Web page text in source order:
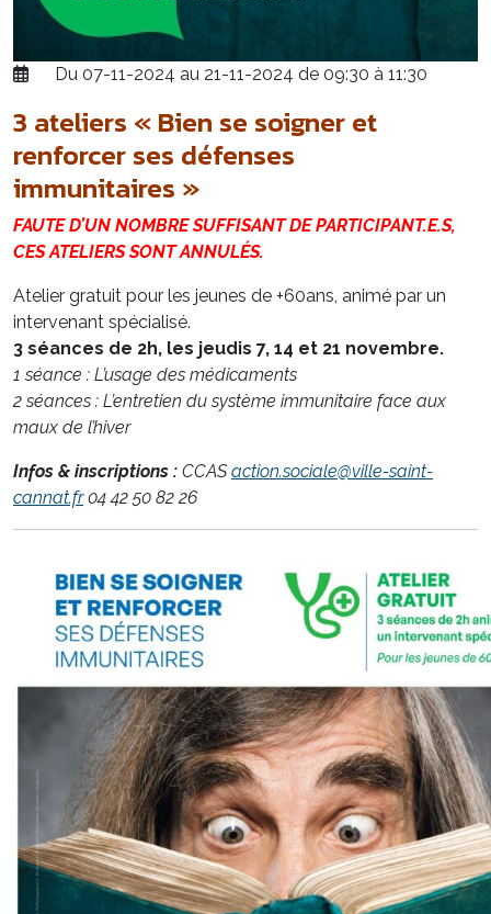
Du 07-11-2024 au 21-11-2024 de 09:30 à 11:30
3 ateliers « Bien se soigner et
renforcer ses défenses
immunitaires »
FAUTE D’UN NOMBRE SUFFISANT DE PARTICIPANT.E.S,
CES ATELIERS SONT ANNULÉS.
Atelier gratuit pour les jeunes de +60ans, animé par un
intervenant spécialisé.
3 séances de 2h, les jeudis 7, 14 et 21 novembre.
1 séance : L’usage des médicaments
2 séances : L’entretien du système immunitaire face aux
maux de l’hiver
Infos & inscriptions : CCASaction.sociale@ville-saint-
cannat.fr04 42 50 82 26